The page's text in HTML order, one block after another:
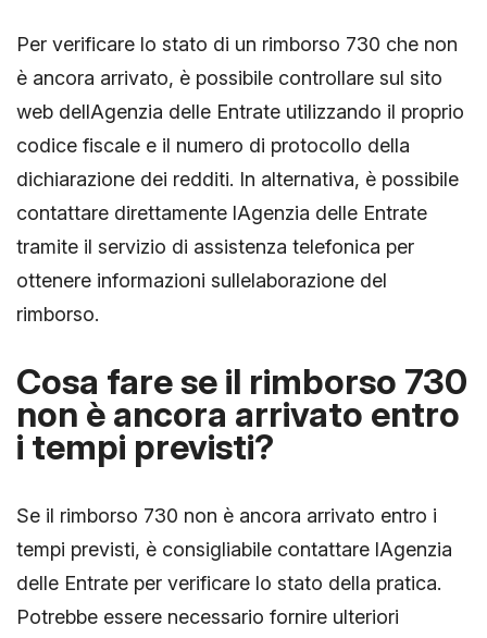
Per verificare lo stato di un rimborso 730 che non
è ancora arrivato, è possibile controllare sul sito
web dellAgenzia delle Entrate utilizzando il proprio
codice fiscale e il numero di protocollo della
dichiarazione dei redditi. In alternativa, è possibile
contattare direttamente lAgenzia delle Entrate
tramite il servizio di assistenza telefonica per
ottenere informazioni sullelaborazione del
rimborso.
Cosa fare se il rimborso 730
non è ancora arrivato entro
i tempi previsti?
Se il rimborso 730 non è ancora arrivato entro i
tempi previsti, è consigliabile contattare lAgenzia
delle Entrate per verificare lo stato della pratica.
Potrebbe essere necessario fornire ulteriori